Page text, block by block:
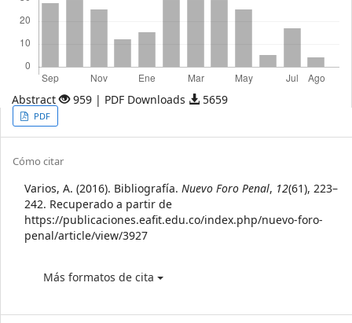
Abstract 959 | PDF Downloads 5659
Article
Sidebar
PDF
Article
Details
Cómo citar
Varios, A. (2016). Bibliografía. Nuevo Foro Penal, 12(61), 223–
242. Recuperado a partir de
https://publicaciones.eafit.edu.co/index.php/nuevo-foro-
penal/article/view/3927
Más formatos de cita